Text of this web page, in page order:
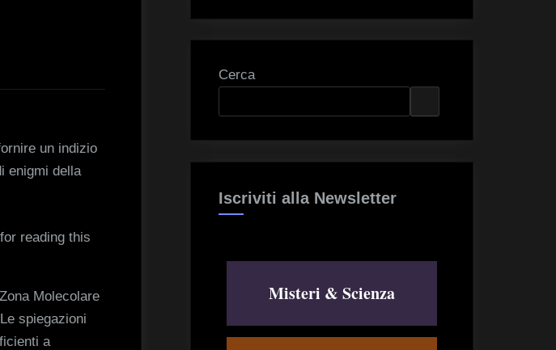
un indizio
enigmi della
reading this
Molecolare
spiegazioni
a
Cerca
Iscriviti alla Newsletter
Misteri & Scienza